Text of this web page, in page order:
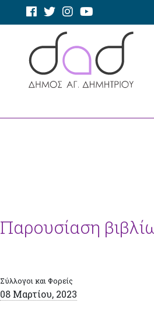
Παρουσίαση
Σύλλογοι και Φορείς
08 Μαρτίου, 2023